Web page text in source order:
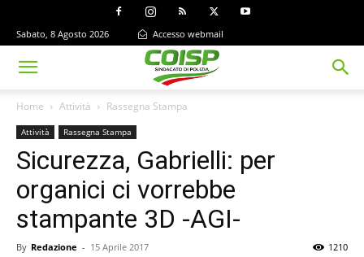
Sabato, 8 Agosto 2026 Accesso webmail
Home Attività Rassegna Stampa
Attività Rassegna Stampa
Sicurezza, Gabrielli: per
organici ci vorrebbe
stampante 3D -AGI-
By Redazione - 15 Aprile 2017 1210